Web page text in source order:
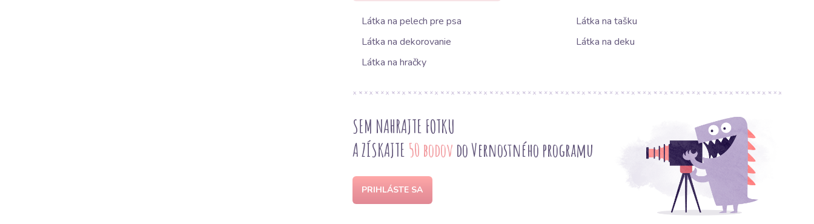
Látka na pelech pre psa
Látka na tašku
Látka na dekorovanie
Látka na deku
Látka na hračky
SEM NAHRAJTE FOTKU
A ZÍSKAJTE 50 bodov do Vernostného programu
PRIHLÁSTE SA